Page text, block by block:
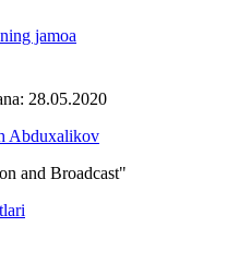
jamoa
28.05.2020
Abduxalikov
and Broadcast"